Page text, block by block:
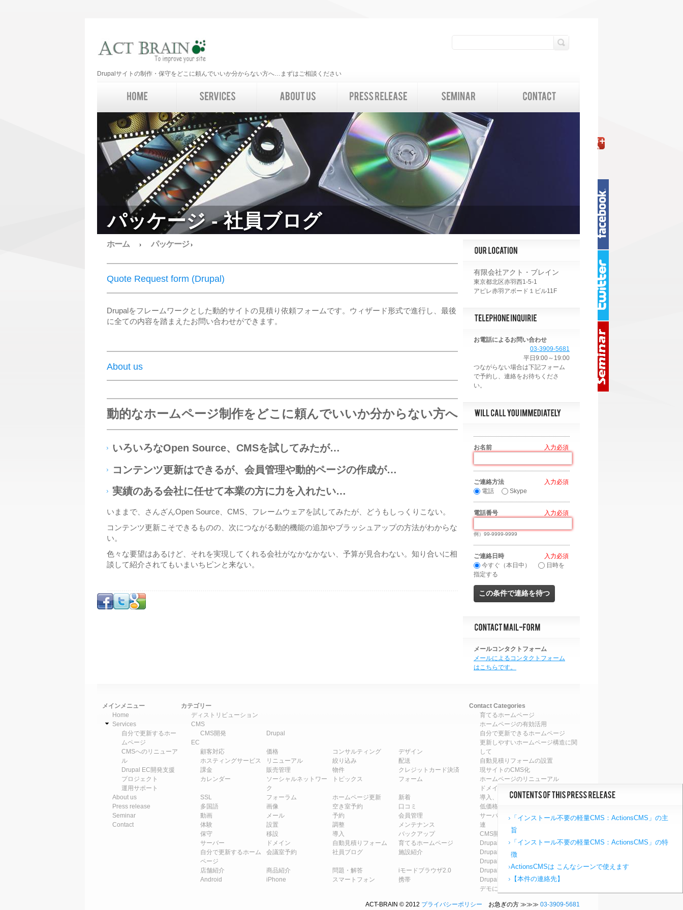
Drupalサイトの制作・保守をどこに頼んでいいか分からない方へ…まずはご相談ください
パッケージ - 社員ブログ
有限会社アクト・ブレイン
東京都北区赤羽西1-5-1
アピレ赤羽アボード１ビル11F
お電話によるお問い合わせ
03-3909-5681
平日9:00～19:00
お名前
ご連絡方法
電話
Skype
電話番号
例）99-9999-9999
ご連絡日時
今すぐ（本日中）
日時を
指定する
メールコンタクトフォーム
メールによるコンタクトフォーム
はこちらです。
ホーム › パッケージ›
「インストール不要の軽量CMS：ActionsCMS」の主
旨
「インストール不要の軽量CMS：ActionsCMS」の特
徴
ActionsCMSは こんなシーンで使えます
【本件の連絡先】
Quote Request form (Drupal)
Drupalをフレームワークとした動的サイトの見積り依頼フォームです。ウィザード形式で進行し、最後
に全ての内容を踏まえたお問い合わせができます。
About us
動的なホームページ制作をどこに頼んでいいか分からない方へ
いろいろなOpen Source、CMSを試してみたが…
コンテンツ更新はできるが、会員管理や動的ページの作成が…
実績のある会社に任せて本業の方に力を入れたい…
いままで、さんざんOpen Source、CMS、フレームウェアを試してみたが、どうもしっくりこない。
コンテンツ更新こそできるものの、次につながる動的機能の追加やブラッシュアップの方法がわからな
い。
色々な要望はあるけど、それを実現してくれる会社がなかなかない、予算が見合わない。知り合いに相
談して紹介されてもいまいちピンと来ない。
メインメニュー
Home
Services
自分で更新するホー
ムページ
CMSへのリニューア
ル
Drupal EC開発支援
プロジェクト
運用サポート
About us
Press release
Seminar
Contact
カテゴリー
ディストリビューション
CMS
CMS開発
Drupal
EC
顧客対応
価格 コンサルティング
デザイン
ホスティングサービス
リニューアル 絞り込み
配送
課金
販売管理 物件
クレジットカード決済
カレンダー
ソーシャルネットワー
ク
トピックス フォーム
SSL フォーラム ホームページ更新
新着
多国語
画像 空き室予約
口コミ
動画
メール 予約
会員管理
体験
設置 調整
メンテナンス
保守
移設 導入
バックアップ
サーバー
ドメイン 自動見積りフォーム
育てるホームページ
自分で更新するホーム
ページ
会議室予約 社員ブログ 施設紹介
店舗紹介 商品紹介 問題・解答
iモードブラウザ2.0
Android
iPhone スマートフォン 携帯
Contact Categories
育てるホームページ
ホームページの有効活用
自分で更新できるホームページ
更新しやすいホームページ構造に関
して
自動見積りフォームの設置
現サイトのCMS化
ホームページのリニューアル
ドメイン関連
導入、移設、設定、設置、調整
低価格ホームページの導入・設置
サーバ運営・保守、ホスティング関
連
CMS開発関連
Drupal7のアップデート
Drupal8のアップデート
Drupal7へのアップグレード
Drupal8へのアップグレード
Drupalによるシステム構築
デモについて
ACT-BRAIN © 2012 プライバシーポリシー お急ぎの方 ≫≫≫ 03-3909-5681